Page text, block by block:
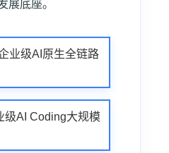
展底座。
业级AI原生全链路
级AI Coding大规模